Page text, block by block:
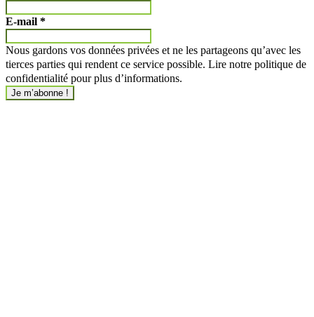
E-mail *
Nous gardons vos données privées et ne les partageons qu’avec les
tierces parties qui rendent ce service possible. Lire notre politique de
confidentialité pour plus d’informations.